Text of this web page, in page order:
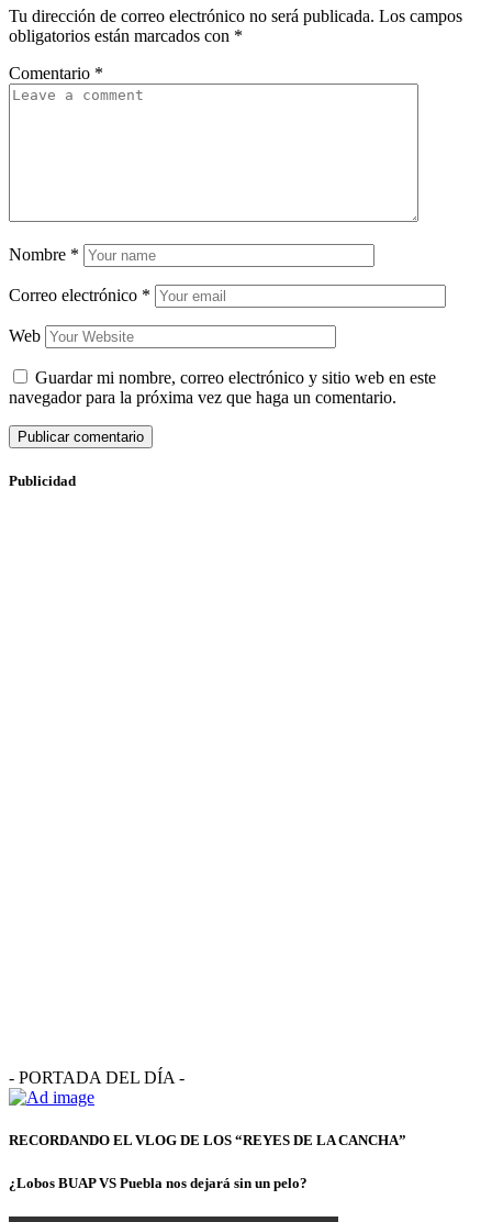
Tu dirección de correo electrónico no será publicada. Los campos
obligatorios están marcados con *
Comentario *
Nombre *
Correo electrónico *
Web
Guardar mi nombre, correo electrónico y sitio web en este
navegador para la próxima vez que haga un comentario.
Publicidad
- PORTADA DEL DÍA -
RECORDANDO EL VLOG DE LOS “REYES DE LA CANCHA”
¿Lobos BUAP VS Puebla nos dejará sin un pelo?